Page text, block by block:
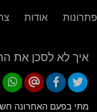
פתרונות אודות
איך לא לסכן את
מתי בפעם האחרונה